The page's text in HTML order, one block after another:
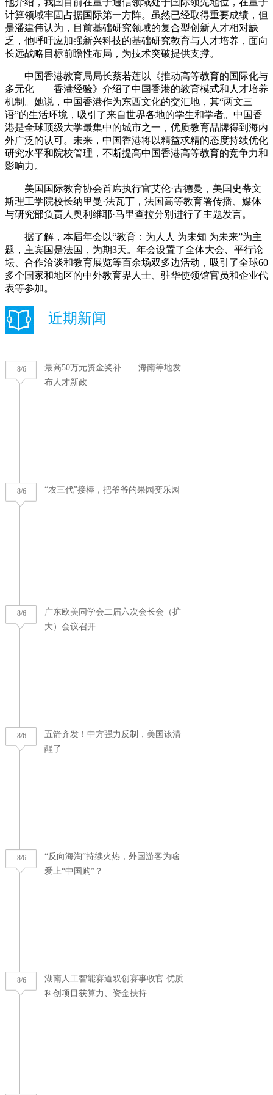
计算领域牢固占据国际第一方阵。虽然已经取得重要成绩，但
是潘建伟认为，目前基础研究领域的复合型创新人才相对缺
乏，他呼吁应加强新兴科技的基础研究教育与人才培养，面向
长远战略目标前瞻性布局，为技术突破提供支撑。
中国香港教育局局长蔡若莲以《推动高等教育的国际化与
多元化——香港经验》介绍了中国香港的教育模式和人才培养
机制。她说，中国香港作为东西文化的交汇地，其“两文三
语”的生活环境，吸引了来自世界各地的学生和学者。中国香
港是全球顶级大学最集中的城市之一，优质教育品牌得到海内
外广泛的认可。未来，中国香港将以精益求精的态度持续优化
研究水平和院校管理，不断提高中国香港高等教育的竞争力和
影响力。
美国国际教育协会首席执行官艾伦·古德曼，美国史蒂文
斯理工学院校长纳里曼·法瓦丁，法国高等教育署传播、媒体
与研究部负责人奥利维耶·马里查拉分别进行了主题发言。
据了解，本届年会以“教育：为人人 为未知 为未来”为主
题，主宾国是法国，为期3天。年会设置了全体大会、平行论
坛、合作洽谈和教育展览等百余场双多边活动，吸引了全球60
多个国家和地区的中外教育界人士、驻华使领馆官员和企业代
表等参加。